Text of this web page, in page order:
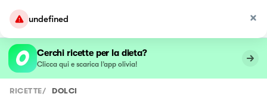
undefined
Cerchi ricette per la dieta?
Clicca qui e scarica l’app olivia!
RICETTE/ DOLCI